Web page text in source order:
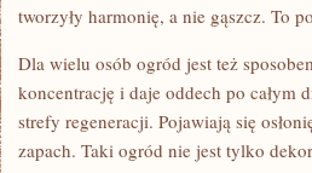
tworzyły harmonię, a nie gąszcz. To
Dla wielu osób ogród jest też
koncentrację i daje oddech po całym
strefy regeneracji. Pojawiają się
zapach. Taki ogród nie jest tylko